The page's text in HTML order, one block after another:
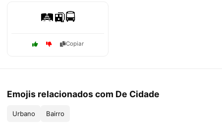
🛤️🚉🚍
Copiar
Emojis relacionados com De Cidade
Urbano Bairro